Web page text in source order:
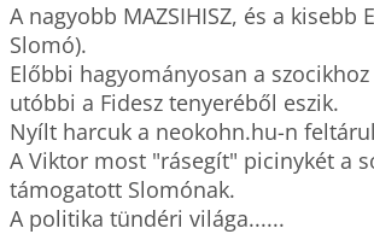
A nagyobb MAZSIHISZ, és a kisebb
Slomó).
Előbbi hagyományosan a
utóbbi a Fidesz tenyeréből eszik.
Nyílt harcuk a neokohn.hu-n
A Viktor most "rásegít" picinykét a
támogatott Slomónak.
A politika tündéri világa......